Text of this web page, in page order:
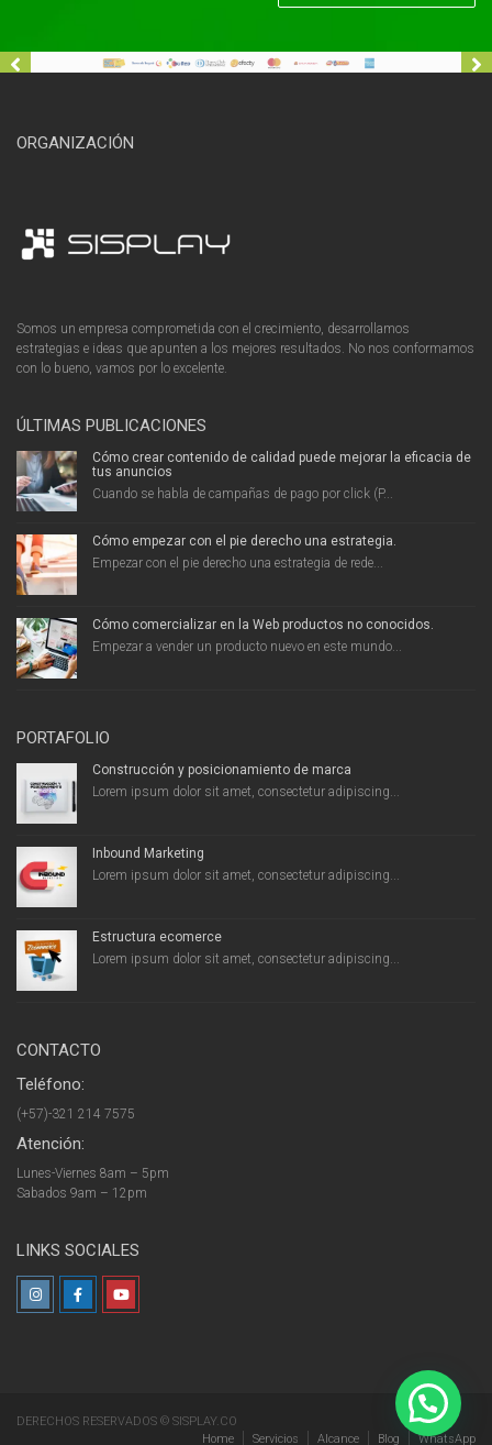
ORGANIZACIÓN
Somos un empresa comprometida con el crecimiento, desarrollamos
estrategias e ideas que apunten a los mejores resultados. No nos conformamos
con lo bueno, vamos por lo excelente.
ÚLTIMAS PUBLICACIONES
Cómo crear contenido de calidad puede mejorar la eficacia de
tus anuncios
Cuando se habla de campañas de pago por click (P...
Cómo empezar con el pie derecho una estrategia.
Empezar con el pie derecho una estrategia de rede...
Cómo comercializar en la Web productos no conocidos.
Empezar a vender un producto nuevo en este mundo...
PORTAFOLIO
Construcción y posicionamiento de marca
Lorem ipsum dolor sit amet, consectetur adipiscing...
Inbound Marketing
Lorem ipsum dolor sit amet, consectetur adipiscing...
Estructura ecomerce
Lorem ipsum dolor sit amet, consectetur adipiscing...
CONTACTO
Teléfono:
(+57)-321 214 7575
Atención:
Lunes-Viernes 8am – 5pm
Sabados 9am – 12pm
LINKS SOCIALES
DERECHOS RESERVADOS © SISPLAY.CO
Home
Servicios Alcance Blog WhatsApp